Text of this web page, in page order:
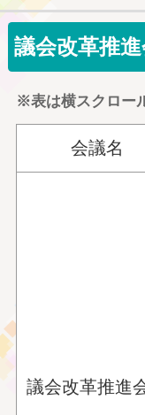
議会改革推
※表は横スクロー
会議名
議会改革推進